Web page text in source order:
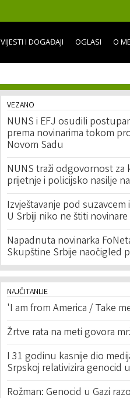
VIJESTI I DOGAĐAJI OGLASI O
VEZANO
NUNS i EFJ osudili
prema novinarima tokom
Novom Sadu
NUNS traži odgovornost za
prijetnje i policijsko nasilje
Izvještavanje pod suzavcem
U Srbiji niko ne štiti novinare
Napadnuta novinarka
Skupštine Srbije naočigled
NAJČITANIJE
'I am from America / Take
Žrtve rata na meti govora
I 31 godinu kasnije dio
Srpskoj relativizira genocid
Rožman: Genocid u Gazi